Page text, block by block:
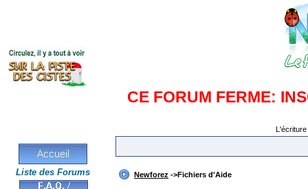
CE FORUM FERME:
Liste des Forums Newforez ->Fichiers d'Aide